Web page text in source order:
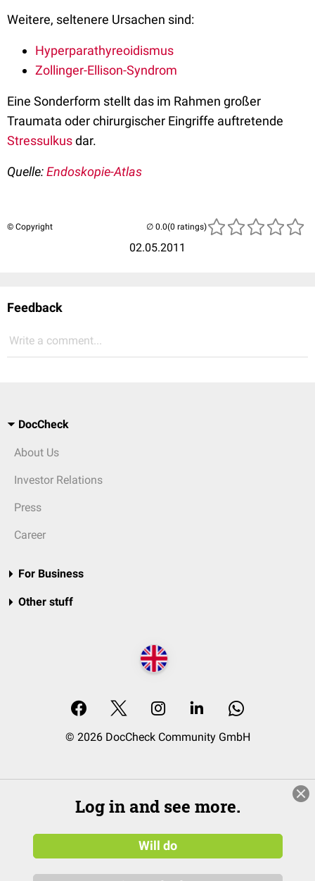
Weitere, seltenere Ursachen sind:
Hyperparathyreoidismus
Zollinger-Ellison-Syndrom
Eine Sonderform stellt das im Rahmen großer
Traumata oder chirurgischer Eingriffe auftretende
Stressulkusdar.
Quelle:Endoskopie-Atlas
© Copyright
02.05.2011
(0 ratings)
Feedback
Write a comment...
DocCheck
About Us
Investor Relations
Press
Career
For Business
Other stuff
© 2026 DocCheck Community GmbH
Log in and see more.
Will do